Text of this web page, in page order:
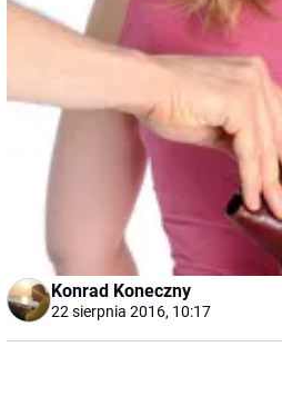
Konrad Koneczny
22 sierpnia 2016, 10:17